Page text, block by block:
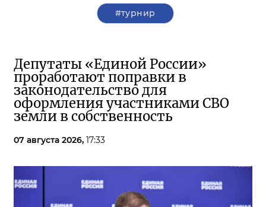
#турнир
Депутаты «Единой России»
проработают поправки в
законодательство для
оформления участниками СВО
земли в собственность
07 августа 2026, 17:33